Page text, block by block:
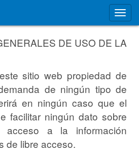
DE USO DE LA
sitio web propiedad de
de ningún tipo de
en ningún caso que el
facilitar ningún dato sobre
a la información
de libre acceso.